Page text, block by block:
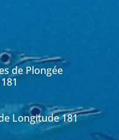
de Plongée
Longitude 181